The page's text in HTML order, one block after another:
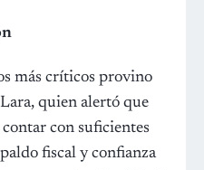
más críticos provino
quien alertó que
con suficientes
fiscal y confianza